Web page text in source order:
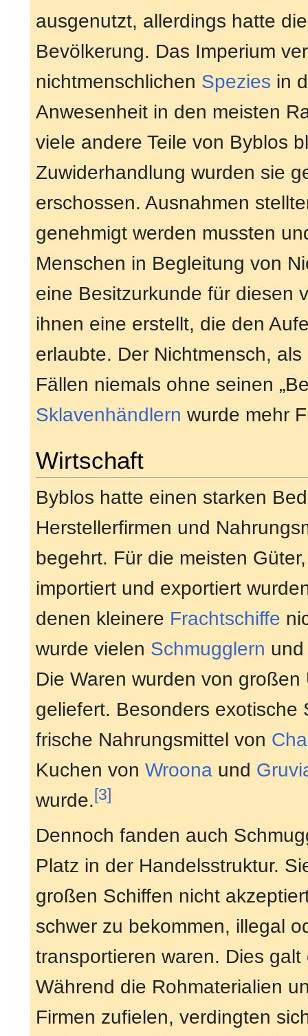
ausgenutzt, allerdings hatte
Bevölkerung. Das Imperium
nichtmenschlichen Spezies in
Anwesenheit in den meisten
viele andere Teile von Byblos
Zuwiderhandlung wurden sie
erschossen. Ausnahmen
genehmigt werden mussten
Menschen in Begleitung von
eine Besitzurkunde für diesen
ihnen eine erstellt, die den
erlaubte. Der Nichtmensch, als
Fällen niemals ohne seinen
Sklavenhändlern wurde mehr
Wirtschaft
Byblos hatte einen starken
Herstellerfirmen und
begehrt. Für die meisten
importiert und exportiert
denen kleinere Frachtschiffe
wurde vielen Schmugglern
Die Waren wurden von
geliefert. Besonders
frische Nahrungsmittel von
Kuchen von Wroona und
wurde.[3]
Dennoch fanden auch
Platz in der Handelsstruktur.
großen Schiffen nicht
schwer zu bekommen, illegal
transportieren waren. Dies
Während die Rohmaterialien
Firmen zufielen, verdingten